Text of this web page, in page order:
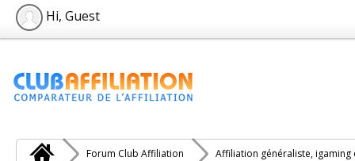
Hi, Guest
Forum Club Affiliation Affiliation généraliste, igaming